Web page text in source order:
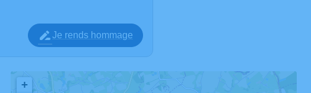
Je rends hommage
+